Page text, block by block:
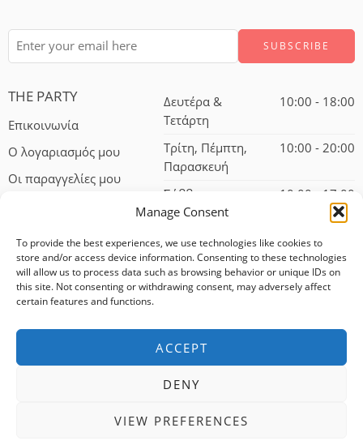
Manage Consent
To provide the best experiences, we use technologies like cookies to
store and/or access device information. Consenting to these technologies
will allow us to process data such as browsing behavior or unique IDs on
this site. Not consenting or withdrawing consent, may adversely affect
certain features and functions.
ACCEPT
DENY
VIEW PREFERENCES
THE PARTY
Επικοινωνία
Ο λογαριασμός μου
Οι παραγγελίες μου
Δευτέρα &
Τετάρτη
10:00 - 18:00
Τρίτη, Πέμπτη,
Παρασκευή
10:00 - 20:00
Σάββατο 10:00 - 17:00